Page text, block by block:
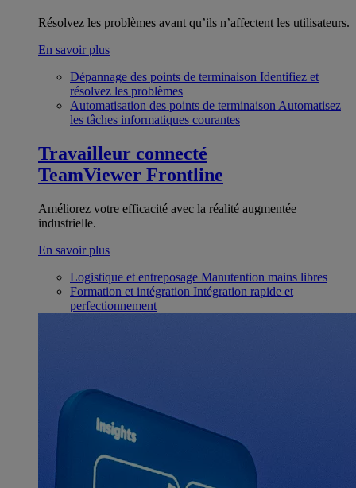
Résolvez les problèmes avant qu’ils n’affectent les utilisateurs.
En savoir plus
Dépannage des points de terminaison Identifiez et
résolvez les problèmes
Automatisation des points de terminaison Automatisez
les tâches informatiques courantes
Travailleur connecté
TeamViewer Frontline
Améliorez votre efficacité avec la réalité augmentée
industrielle.
En savoir plus
Logistique et entreposage Manutention mains libres
Formation et intégration Intégration rapide et
perfectionnement